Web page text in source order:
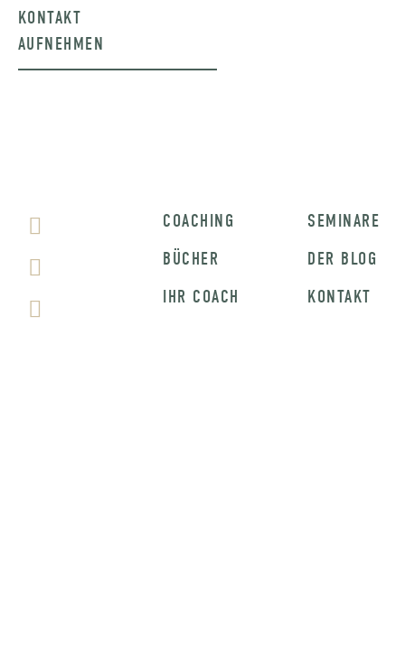
KONTAKT
AUFNEHMEN
COACHING
BÜCHER
IHR COACH
SEMINARE
DER BLOG
KONTAKT